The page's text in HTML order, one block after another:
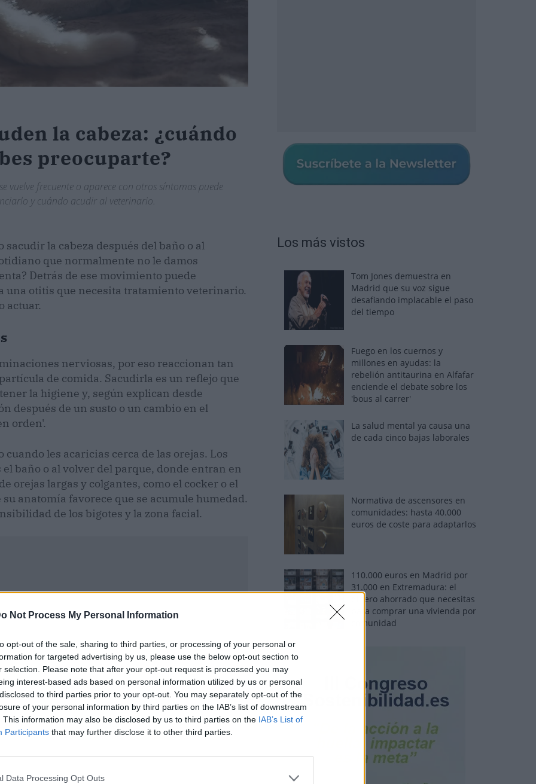
Not Process My Personal Information
opt-out of the sale, sharing to third parties, or processing of your personal or
for targeted advertising by us, please use the below opt-out section to
selection. Please note that after your opt-out request is processed you may
interest-based ads based on personal information utilized by us or personal
to third parties prior to your opt-out. You may separately opt-out of the
of your personal information by third parties on the IAB’s list of downstream
This information may also be disclosed by us to third parties on the IAB’s List of
Participants that may further disclose it to other third parties.
Data Processing Opt Outs
la cabeza: ¿cuándo
preocuparte?
vuelve frecuente o aparece con otros síntomas puede
y cuándo acudir al veterinario.
la cabeza después del baño o al
que normalmente no le damos
Detrás de ese movimiento puede
una otitis que necesita tratamiento veterinario.
actuar.
nerviosas, por eso reaccionan tan
de comida. Sacudirla es un reflejo que
la higiene y, según explican desde
después de un susto o un cambio en el
orden'.
les acaricias cerca de las orejas. Los
baño o al volver del parque, donde entran en
orejas largas y colgantes, como el cocker o el
anatomía favorece que se acumule humedad.
de los bigotes y la zona facial.
Los más vistos
Tom Jones demuestra en
Madrid que su voz sigue
desafiando implacable el paso
del tiempo
Fuego en los cuernos y
millones en ayudas: la
rebelión antitaurina en Alfafar
enciende el debate sobre los
'bous al carrer'
La salud mental ya causa una
de cada cinco bajas laborales
Normativa de ascensores en
comunidades: hasta 40.000
euros de coste para adaptarlos
110.000 euros en Madrid por
31.000 en Extremadura: el
dinero ahorrado que necesitas
para comprar una vivienda por
comunidad